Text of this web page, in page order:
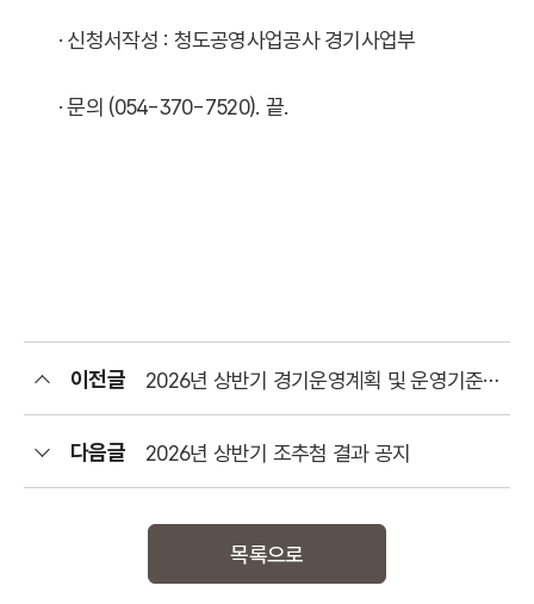
· 신청서작성 : 청도공영사업공사 경기사업부
·문의 (054-370-7520). 끝.
이전글 2026년 상반기 경기운영계획 및 운영기준 공지
다음글 2026년 상반기 조추첨 결과 공지
목록으로